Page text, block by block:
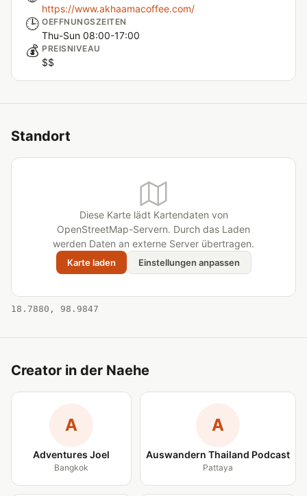
https://www.akhaamacoffee.com/
🕒 OEFFNUNGSZEITEN
Thu-Sun 08:00-17:00
💰 PREISNIVEAU
$$
Standort
Diese Karte lädt Kartendaten von
OpenStreetMap-Servern. Durch das Laden
werden Daten an externe Server übertragen.
Karte laden Einstellungen anpassen
18.7880, 98.9847
Creator in der Naehe
A
Adventures Joel
Bangkok
A
Auswandern Thailand Podcast
Pattaya